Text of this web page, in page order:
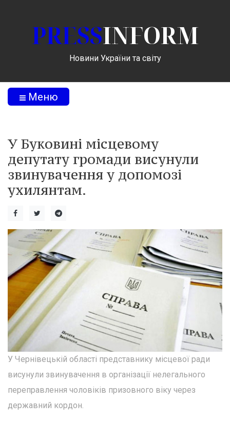
PRESSINFORM
Новини України та світу
Меню
У Буковині місцевому
депутату громади висунули
звинувачення у допомозі
ухилянтам.
У Чернівецькій області представнику місцевої ради
висунули звинувачення в організації нелегального
переправлення чоловіків призовного віку через
державний кордон.